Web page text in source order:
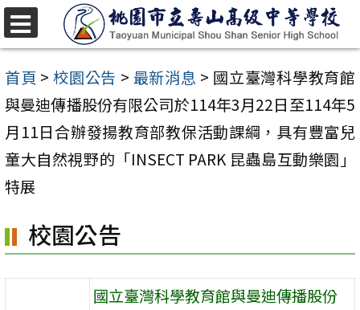
跳
至
主
要
內
容
區
首頁 > 校園公告 > 最新消息 > 國立臺灣科學教育館
與曼迪傳播股份有限公司於114年3月22日至114年5
月11日合辦發揚教育部教保活動課綱，具有豐富兒
童大自然視野的「INSECT PARK 昆蟲島互動樂園」
特展
校園公告
國立臺灣科學教育館與曼迪傳播股份
選
單